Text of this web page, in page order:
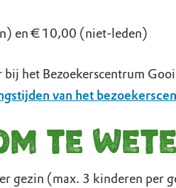
en € 10,00 (niet-leden)
het Bezoekerscentrum
van het
te
gezin (max. 3 kinderen per